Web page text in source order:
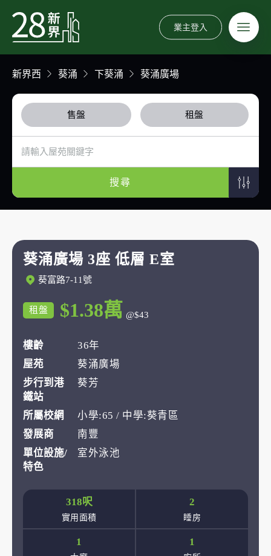
業主登入
新界西 葵涌 下葵涌 葵涌廣場
售盤 租盤
搜尋
葵涌廣場 3座 低層 E室
葵富路7-11號
租盤 $1.38萬 @$43
樓齡
36年
屋苑
葵涌廣場
步行到港
鐵站
葵芳
所屬校網
小學:65 / 中學:葵青區
發展商
南豐
單位設施/
特色
室外泳池
318呎
實用面積
2
睡房
1 1